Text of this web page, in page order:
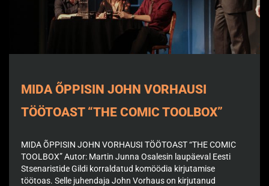
MIDA ÕPPISIN JOHN VORHAUSI
TÖÖTOAST “THE COMIC TOOLBOX”
MIDA ÕPPISIN JOHN VORHAUSI TÖÖTOAST “THE COMIC
TOOLBOX” Autor: Martin Junna Osalesin laupäeval Eesti
Stsenaristide Gildi korraldatud komöödia kirjutamise
töötoas. Selle juhendaja John Vorhaus on kirjutanud